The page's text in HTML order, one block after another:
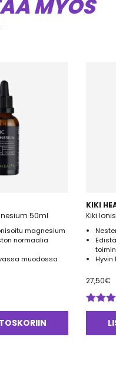
MYÖS
50ml
magnesium
normaalia
muodossa
KIKI
Kiki
27,50€